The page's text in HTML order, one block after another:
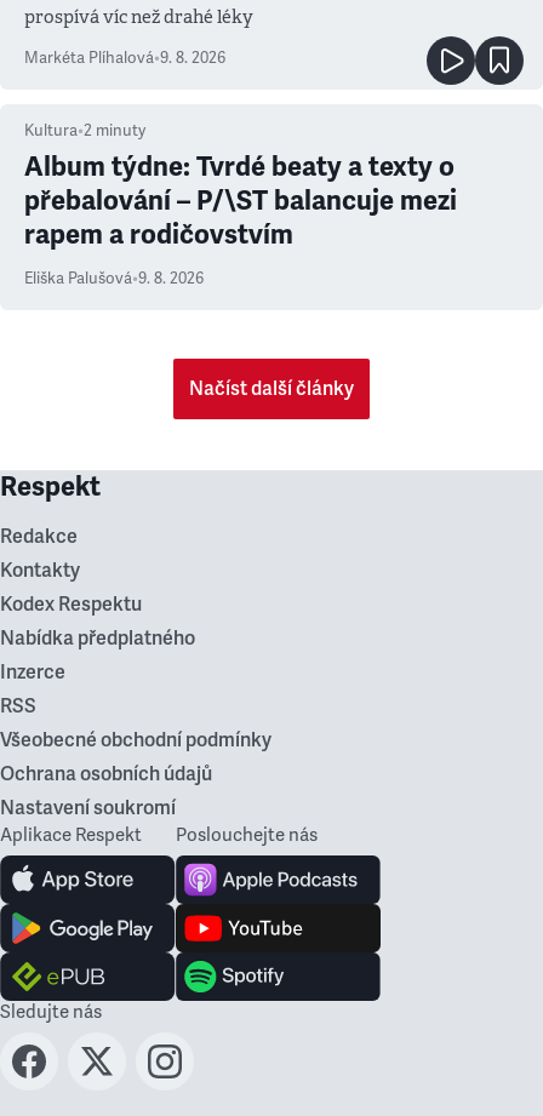
prospívá víc než drahé léky
Markéta Plíhalová•9. 8. 2026
Kultura•2 minuty
Album týdne: Tvrdé beaty a texty o
přebalování – P/\ST balancuje mezi
rapem a rodičovstvím
Eliška Palušová•9. 8. 2026
Načíst další články
Respekt
Redakce
Kontakty
Kodex Respektu
Nabídka předplatného
Inzerce
RSS
Všeobecné obchodní podmínky
Ochrana osobních údajů
Nastavení soukromí
Aplikace Respekt Poslouchejte nás
Sledujte nás